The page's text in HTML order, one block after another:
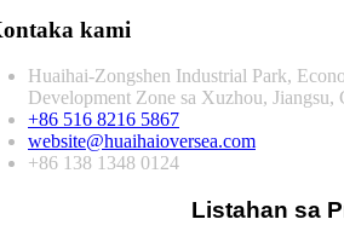
kami
Huaihai-Zongshen Industrial Park,
Development Zone sa Xuzhou, Jiangsu,
+86 516 8216 5867
website@huaihaioversea.com
+86 138 1348 0124
Listahan sa